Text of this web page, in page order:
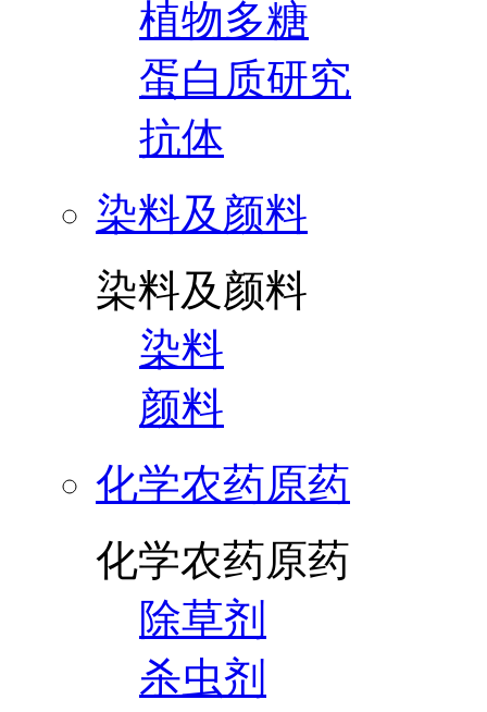
植物多糖
蛋白质研究
抗体
染料及颜料
染料及颜料
染料
颜料
化学农药原药
化学农药原药
除草剂
杀虫剂